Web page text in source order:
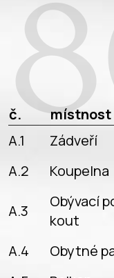
č. místnost
A.1
Zádveří
A.2
Koupelna
A.3
Obývací
kout
A.4 Obytné